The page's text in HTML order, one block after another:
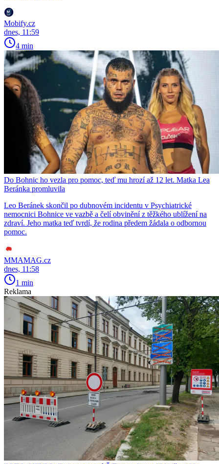
Mobify.cz
dnes, 11:59
4 min
Do Bohnic ho vezla pro pomoc, teď mu hrozí až 12 let. Matka Lea
Beránka promluvila
Leo Beránek skončil po dubnovém incidentu v Psychiatrické
nemocnici Bohnice ve vazbě a čelí obvinění z těžkého ublížení na
zdraví. Jeho matka teď tvrdí, že rodina předem žádala o odbornou
pomoc.
MMAMAG.cz
dnes, 11:58
1 min
Reklama